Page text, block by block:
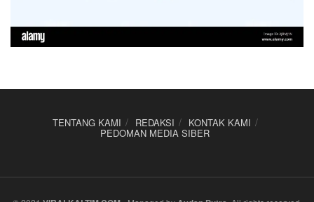
TENTANG KAMI REDAKSI KONTAK KAMI
PEDOMAN MEDIA SIBER